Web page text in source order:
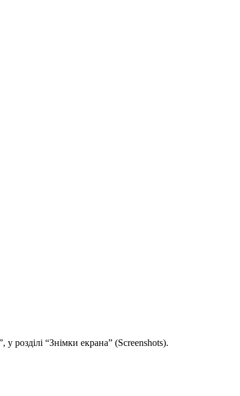
розділі “Знімки екрана” (Screenshots).